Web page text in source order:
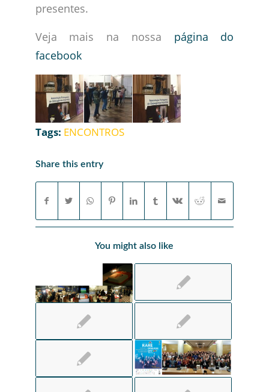
presentes.
Veja mais na nossa página do
facebook
Tags: ENCONTROS
Share this entry
You might also like